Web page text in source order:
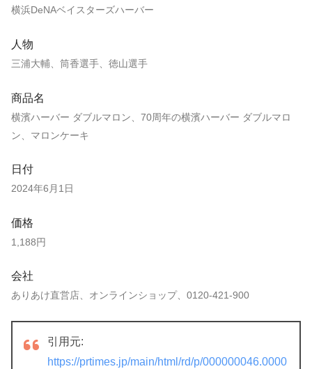
横浜DeNAベイスターズハーバー
人物
三浦大輔、筒香選手、徳山選手
商品名
横濱ハーバー ダブルマロン、70周年の横濱ハーバー ダブルマロ
ン、マロンケーキ
日付
2024年6月1日
価格
1,188円
会社
ありあけ直営店、オンラインショップ、0120-421-900
引用元:
https://prtimes.jp/main/html/rd/p/000000046.0000